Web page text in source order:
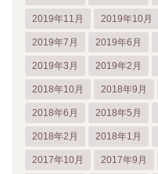
2019年11月 2019年10月
2019年7月 2019年6月
2019年3月 2019年2月
2018年10月 2018年9月
2018年6月 2018年5月
2018年2月 2018年1月
2017年10月 2017年9月